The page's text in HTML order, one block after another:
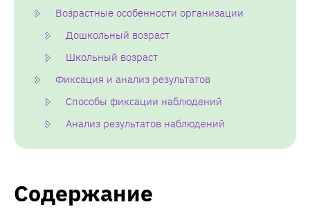
Возрастные особенности организации
Дошкольный возраст
Школьный возраст
Фиксация и анализ результатов
Способы фиксации наблюдений
Анализ результатов наблюдений
Содержание